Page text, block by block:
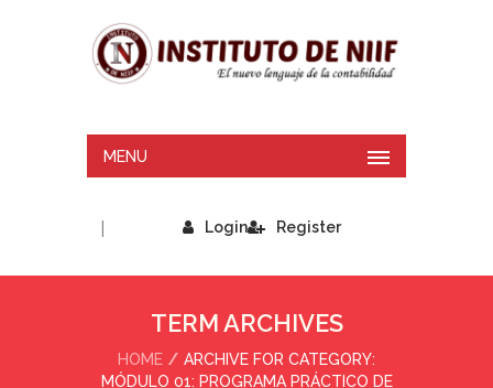
MENU
Login
| Register
TERM ARCHIVES
HOME
ARCHIVE FOR CATEGORY:
MÓDULO 01: PROGRAMA PRÁCTICO DE